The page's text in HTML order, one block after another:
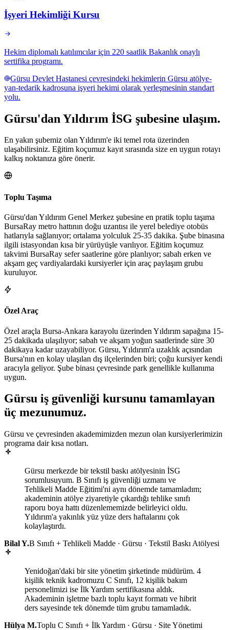
İşyeri Hekimliği Kursu
Hekim diplomalı katılımcılar için 220 saatlik Bakanlık onaylı
sertifika programı.
Gürsu Devlet Hastanesi çevresindeki hekimlerin Gürsu atölye-
yan-tedarik kadrosuna işyeri hekimi olarak yerleşmesinin standart
yolu.
Gürsu'dan Yıldırım İSG şubesine ulaşım.
En yakın şubemiz olan Yıldırım'e iki temel rota üzerinden
ulaşabilirsiniz. Eğitim koçumuz kayıt sırasında size en uygun rotayı
kalkış noktanıza göre önerir.
Toplu Taşıma
Gürsu'dan Yıldırım Genel Merkez şubesine en pratik toplu taşıma
BursaRay metro hattının doğu uzantısı ile yerel belediye otobüs
hatlarıyla sağlanıyor; ortalama yolculuk 25-35 dakika. Şube binasına
ilgili istasyondan kısa bir yürüyüşle varılıyor. Eğitim koçumuz
takvimi BursaRay sefer saatlerine göre planlıyor; sabah erken ve
akşam geç vardiyalardaki kursiyerler için araç paylaşım grubu
kuruluyor.
Özel Araç
Özel araçla Bursa-Ankara karayolu üzerinden Yıldırım sapağına 15-
25 dakikada ulaşılıyor; sabah ve akşam yoğun saatlerinde süre 30
dakikaya kadar uzayabiliyor. Gürsu, Yıldırım'a uzaklık açısından
Bursa'nın en kolay ulaşılan dış ilçelerinden biri; çoğu kursiyer kendi
aracıyla geliyor. Şube binası çevresinde park genellikle kullanıma
uygun.
Gürsu iş güvenliği kursunu tamamlayan
üç mezunumuz.
Gürsu ve çevresinden akademimizden mezun olan kursiyerlerimizin
programa dair kısa notları.
Gürsu merkezde bir tekstil baskı atölyesinin İSG
sorumlusuyum. B Sınıfı iş güvenliği uzmanı ve
Tehlikeli Madde Eğitimi'ni aynı dönemde tamamladım;
akademinin atölye ziyaretiyle çıkardığı tehlike sınıfı
raporu boya hattı düzenlememizde belirleyici oldu.
Yıldırım'a yakınlık yüz yüze ders haftalarını çok
kolaylaştırdı.
Bilal Y.B Sınıfı + Tehlikeli Madde · Gürsu · Tekstil Baskı Atölyesi
Yenidoğan'daki bir site yönetim şirketinde müdürüm. 4
kişilik teknik kadromuzu C Sınıfı, 12 kişilik bakım
personelimizi ise İlk Yardım sertifikasına aldık.
Akademinin işletme bazlı toplu kayıt formatı ve hibrit
ders sayesinde tek dönemde tüm grubu tamamladık.
Hülya M.Toplu C Sınıfı + İlk Yardım · Gürsu · Site Yönetimi